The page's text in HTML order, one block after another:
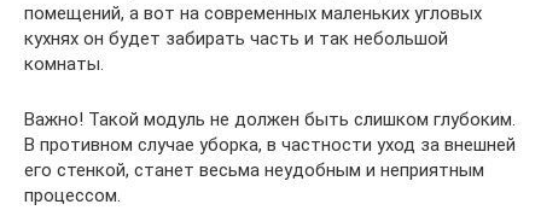
помещений, а вот на современных маленьких угловых
кухнях он будет забирать часть и так небольшой
комнаты.
Важно! Такой модуль не должен быть слишком глубоким.
В противном случае уборка, в частности уход за внешней
его стенкой, станет весьма неудобным и неприятным
процессом.